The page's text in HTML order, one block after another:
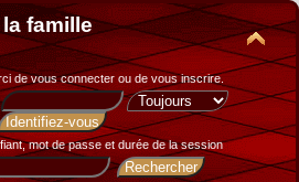
famille
devous connecter ou de vous inscrire.
mot de passe et durée de la session